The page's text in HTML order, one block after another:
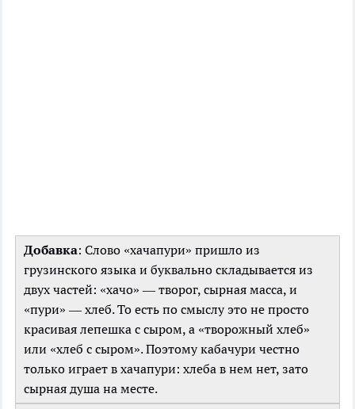
Добавка: Слово «хачапури» пришло из
грузинского языка и буквально складывается из
двух частей: «хачо» — творог, сырная масса, и
«пури» — хлеб. То есть по смыслу это не просто
красивая лепешка с сыром, а «творожный хлеб»
или «хлеб с сыром». Поэтому кабачури честно
только играет в хачапури: хлеба в нем нет, зато
сырная душа на месте.